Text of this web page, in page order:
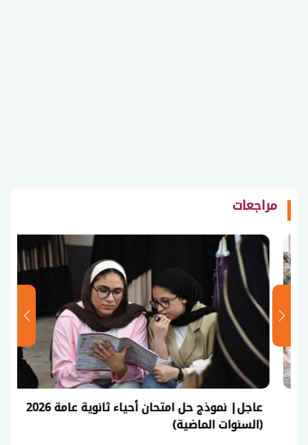
مراجعات
عاجل| نموذج حل امتحان أحياء ثانوية عامة 2026
(السنوات الماضية)